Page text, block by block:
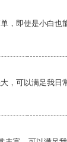
，即使是小白也
，可以满足我日